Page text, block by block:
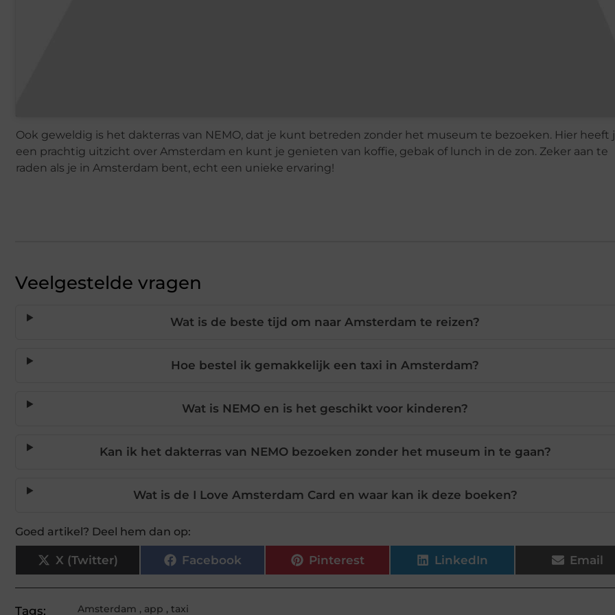
Ook geweldig is het dakterras van NEMO, dat je kunt betreden zonder het museum te bezoeken. Hier heeft
een prachtig uitzicht over Amsterdam en kunt je genieten van koffie, gebak of lunch in de zon. Zeker aan te
raden als je in Amsterdam bent, echt een unieke ervaring!
Veelgestelde vragen
Wat is de beste tijd om naar Amsterdam te reizen?
Hoe bestel ik gemakkelijk een taxi in Amsterdam?
Wat is NEMO en is het geschikt voor kinderen?
Kan ik het dakterras van NEMO bezoeken zonder het museum in te gaan?
Wat is de I Love Amsterdam Card en waar kan ik deze boeken?
Goed artikel? Deel hem dan op:
X (Twitter) Facebook Pinterest LinkedIn Email
Tags: Amsterdam , app , taxi